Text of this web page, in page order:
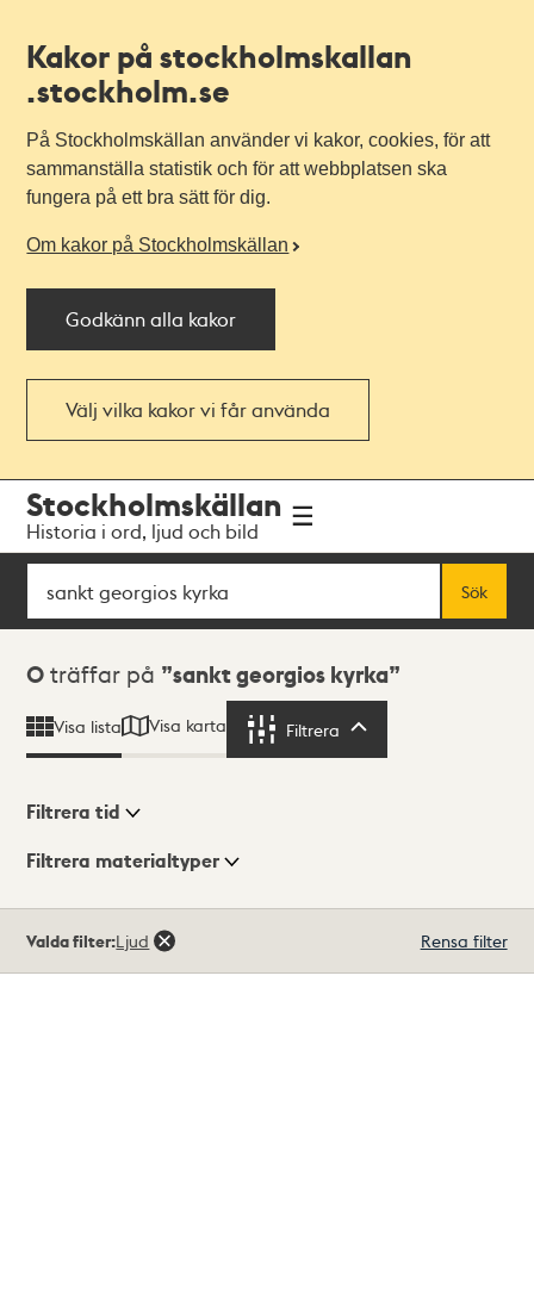
Kakor på stockholmskallan
.stockholm.se
På Stockholmskällan använder vi kakor, cookies, för att
sammanställa statistik och för att webbplatsen ska
fungera på ett bra sätt för dig.
Om kakor på Stockholmskällan
Godkänn alla kakor
Välj vilka kakor vi får använda
navigationen
huvudinnehållet
Stockholmskällan
Historia i ord, ljud och bild
Sök
Sök
Sökresultat
0 träffar på sankt georgios kyrka
Visa lista Visa karta Filtrera
Visningsläge
Filtrera tid
Filtrera materialtyper
träffar
Valda filter:Ljud Rensa filter